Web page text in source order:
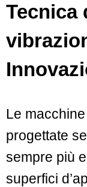
Tecnica
Le
progettate
sempre più
superfici